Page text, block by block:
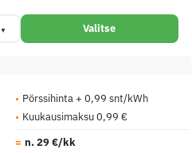
Valitse
Pörssihinta + 0,99 snt/kWh
Kuukausimaksu 0,99 €
n. 29 €/kk